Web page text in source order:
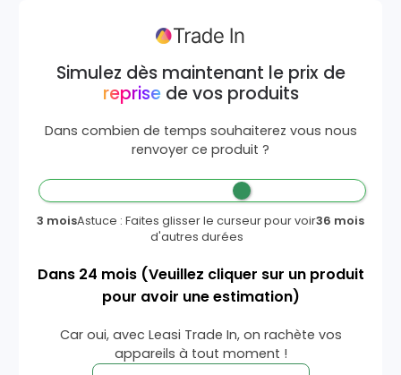
Simulez dès maintenant le prix de
reprisede vos produits
Dans combien de temps souhaiterez vous nous
renvoyer ce produit ?
3 moisAstuce : Faites glisser le curseur pour voir
d'autres durées
36 mois
Dans 24 mois (Veuillez cliquer sur un produit
pour avoir une estimation)
Car oui, avec Leasi Trade In, on rachète vos
appareils à tout moment !